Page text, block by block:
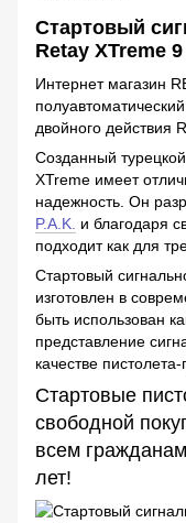
Стартовый
Retay XTreme
Интернет магазин
двойного действия
Созданный
XTreme имеет
надежность. Он
P.A.K. и благодаря
подходит как для
Стартовый
изготовлен в
быть использован
представление
качестве пистолета-
Стартовые
свободной
всем
лет!